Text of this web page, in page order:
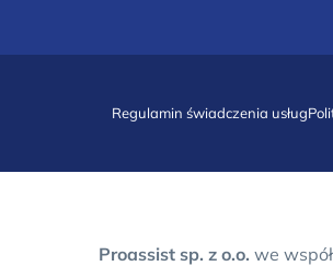
Regulamin świadczenia usług
Proassist sp. z o.o. we